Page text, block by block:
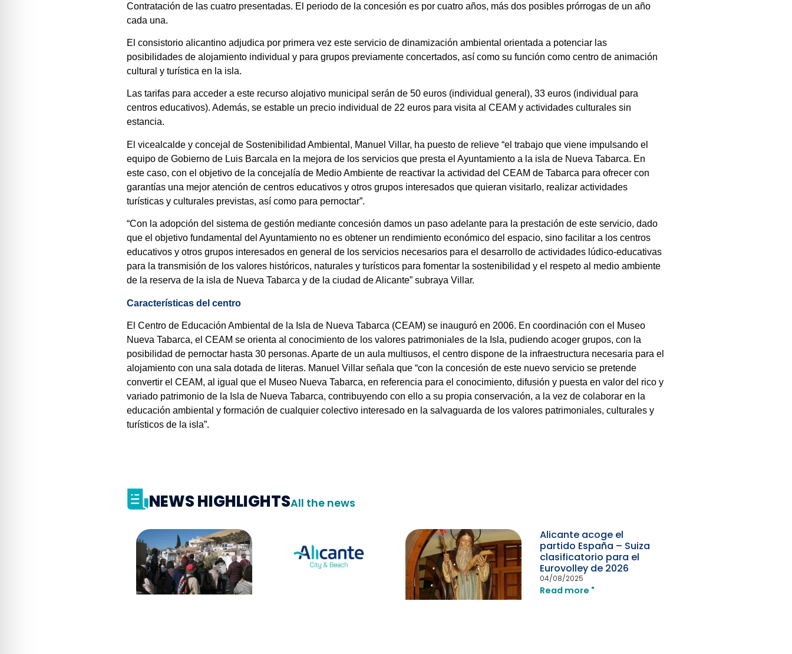
Contratación de las cuatro presentadas. El periodo de la concesión es por cuatro años, más dos posibles prórrogas de un año
cada una.
El consistorio alicantino adjudica por primera vez este servicio de dinamización ambiental orientada a potenciar las
posibilidades de alojamiento individual y para grupos previamente concertados, así como su función como centro de animación
cultural y turística en la isla.
Las tarifas para acceder a este recurso alojativo municipal serán de 50 euros (individual general), 33 euros (individual para
centros educativos). Además, se estable un precio individual de 22 euros para visita al CEAM y actividades culturales sin
estancia.
El vicealcalde y concejal de Sostenibilidad Ambiental, Manuel Villar, ha puesto de relieve “el trabajo que viene impulsando el
equipo de Gobierno de Luis Barcala en la mejora de los servicios que presta el Ayuntamiento a la isla de Nueva Tabarca. En
este caso, con el objetivo de la concejalía de Medio Ambiente de reactivar la actividad del CEAM de Tabarca para ofrecer con
garantías una mejor atención de centros educativos y otros grupos interesados que quieran visitarlo, realizar actividades
turísticas y culturales previstas, así como para pernoctar”.
“Con la adopción del sistema de gestión mediante concesión damos un paso adelante para la prestación de este servicio, dado
que el objetivo fundamental del Ayuntamiento no es obtener un rendimiento económico del espacio, sino facilitar a los centros
educativos y otros grupos interesados en general de los servicios necesarios para el desarrollo de actividades lúdico-educativas
para la transmisión de los valores históricos, naturales y turísticos para fomentar la sostenibilidad y el respeto al medio ambiente
de la reserva de la isla de Nueva Tabarca y de la ciudad de Alicante” subraya Villar.
Características del centro
El Centro de Educación Ambiental de la Isla de Nueva Tabarca (CEAM) se inauguró en 2006. En coordinación con el Museo
Nueva Tabarca, el CEAM se orienta al conocimiento de los valores patrimoniales de la Isla, pudiendo acoger grupos, con la
posibilidad de pernoctar hasta 30 personas. Aparte de un aula multiusos, el centro dispone de la infraestructura necesaria para el
alojamiento con una sala dotada de literas. Manuel Villar señala que “con la concesión de este nuevo servicio se pretende
convertir el CEAM, al igual que el Museo Nueva Tabarca, en referencia para el conocimiento, difusión y puesta en valor del rico y
variado patrimonio de la Isla de Nueva Tabarca, contribuyendo con ello a su propia conservación, a la vez de colaborar en la
educación ambiental y formación de cualquier colectivo interesado en la salvaguarda de los valores patrimoniales, culturales y
turísticos de la isla”.
NEWS HIGHLIGHTSAll the news
Alicante acoge el
partido España – Suiza
clasificatorio para el
Eurovolley de 2026
04/08/2025
Read more "